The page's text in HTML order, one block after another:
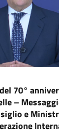
70°
–
e